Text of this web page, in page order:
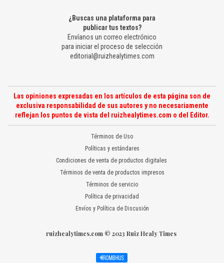
¿Buscas una plataforma para
publicar tus textos?
Envíanos un correo electrónico
para iniciar el proceso de selección
editorial@ruizhealytimes.com
Las opiniones expresadas en los artículos de esta página son de
exclusiva responsabilidad de sus autores y no necesariamente
reflejan los puntos de vista del ruizhealytimes.com o del Editor.
Términos de Uso
Políticas y estándares
Condiciones de venta de productos digitales
Términos de venta de productos impresos
Términos de servicio
Política de privacidad
Envíos y Política de Discusión
ruizhealytimes.com © 2023 Ruiz Healy Times